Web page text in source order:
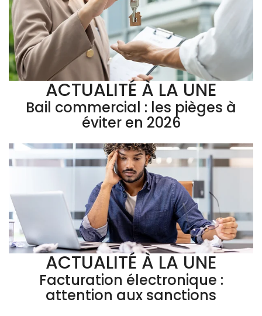
ACTUALITÉ À LA UNE
Bail commercial : les pièges à
éviter en 2026
ACTUALITÉ À LA UNE
Facturation électronique :
attention aux sanctions